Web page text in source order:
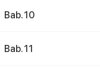
Bab. 10
Bab. 11